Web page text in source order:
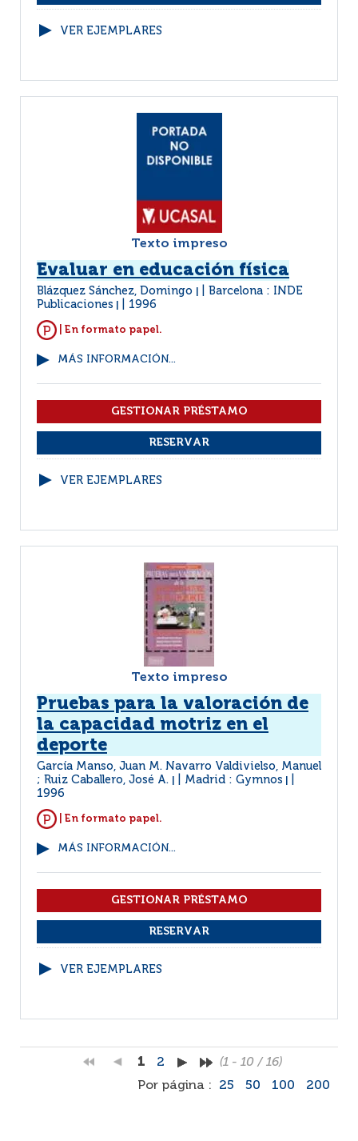
VER EJEMPLARES
Texto impreso
Evaluar en educación física
Blázquez Sánchez, Domingo
Barcelona : INDE
Publicaciones
1996
| En formato papel.
MÁS INFORMACIÓN...
VER EJEMPLARES
Texto impreso
Pruebas para la valoración de
la capacidad motriz en el
deporte
García Manso, Juan M. Navarro Valdivielso, Manuel
; Ruiz Caballero, José A.
Madrid : Gymnos
1996
| En formato papel.
MÁS INFORMACIÓN...
VER EJEMPLARES
1 2
(1 - 10 / 16)
Por página :
25 50 100 200